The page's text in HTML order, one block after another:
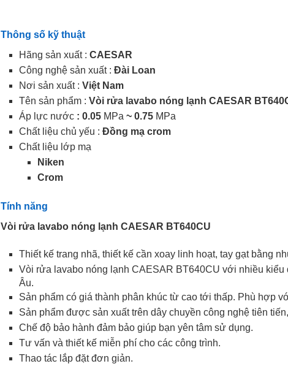
Thông số kỹ thuật
Hãng sản xuất : CAESAR
Công nghệ sản xuất : Đài Loan
Nơi sản xuất : Việt Nam
Tên sản phẩm : Vòi rửa lavabo nóng lạnh CAESAR
Áp lực nước : 0.05 MPa ~ 0.75 MPa
Chất liệu chủ yếu : Đồng mạ crom
Chất liệu lớp mạ
Niken
Crom
Tính năng
Vòi rửa lavabo nóng lạnh CAESAR BT640CU
Thiết kế trang nhã, thiết kế cần xoay linh hoạt, tay gạt bằng
Vòi rửa lavabo nóng lạnh CAESAR BT640CU với nhiều
Âu.
Sản phẩm có giá thành phân khúc từ cao tới thấp. Phù hợp
Sản phẩm được sản xuất trên dây chuyền công nghệ tiên
Chế độ bảo hành đảm bảo giúp bạn yên tâm sử dụng.
Tư vấn và thiết kế miễn phí cho các công trình.
Thao tác lắp đặt đơn giản.